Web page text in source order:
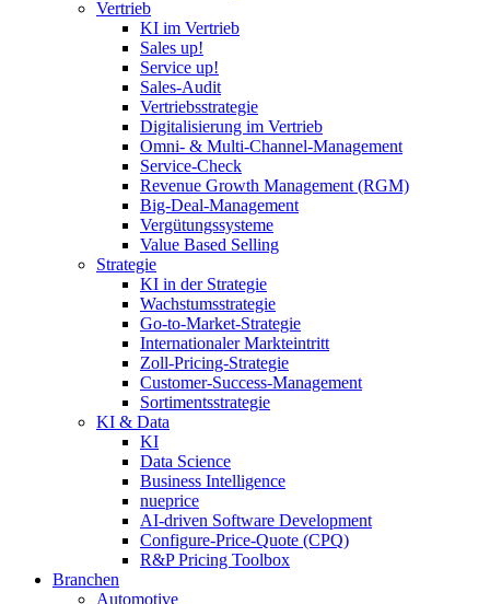
Vertrieb
KI im Vertrieb
Sales up!
Service up!
Sales-Audit
Vertriebsstrategie
Digitalisierung im Vertrieb
Omni- & Multi-Channel-Management
Service-Check
Revenue Growth Management (RGM)
Big-Deal-Management
Vergütungssysteme
Value Based Selling
Strategie
KI in der Strategie
Wachstumsstrategie
Go-to-Market-Strategie
Internationaler Markteintritt
Zoll-Pricing-Strategie
Customer-Success-Management
Sortimentsstrategie
KI & Data
KI
Data Science
Business Intelligence
nueprice
AI-driven Software Development
Configure-Price-Quote (CPQ)
R&P Pricing Toolbox
Branchen
Automotive